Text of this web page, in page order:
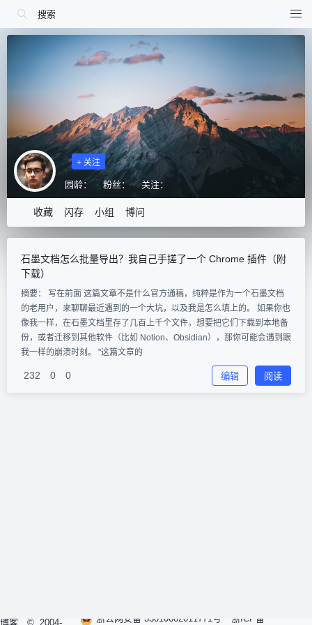
收藏 闪存 小组 博问
+ 关注
园龄： 粉丝： 关注：
石墨文档怎么批量导出？我自己手搓了一个 Chrome 插件（附
下载）
摘要： 写在前面 这篇文章不是什么官方通稿，纯粹是作为一个石墨文档
的老用户，来聊聊最近遇到的一个大坑，以及我是怎么填上的。 如果你也
像我一样，在石墨文档里存了几百上千个文件，想要把它们下载到本地备
份，或者迁移到其他软件（比如 Notion、Obsidian），那你可能会遇到跟
我一样的崩溃时刻。 "这篇文章的
232 0 0 编辑 阅读
博客 © 2004- 浙公网安备 33010602011771号 浙ICP备